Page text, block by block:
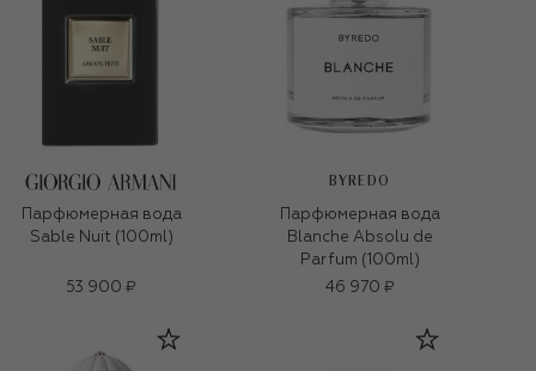
Парфюмерная вода
Sable Nuit (100ml)
53 900 ₽
BYREDO
Парфюмерная вода
Blanche Absolu de
Parfum (100ml)
46 970 ₽